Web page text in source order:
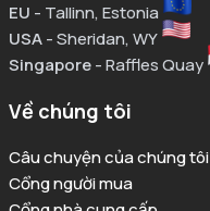
EU - Tallinn, Estonia
USA- Sheridan, WY
Singapore- Raffles Quay
Về chúng tôi
Câu chuyện của chúng tôi
Cổng người mua